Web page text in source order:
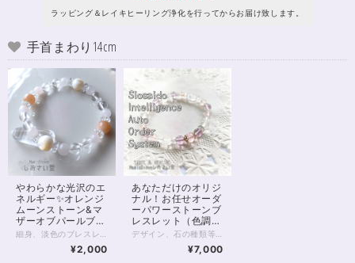
ラッピング＆レイキヒーリング浄化を行ってからお届け致します。
手首まわり14cm
やわらかな光沢のエ
ネルギー✨オレンジ
ムーンストーン&マ
ザーオブパールブレ
スレット14cm
¥2,000
あなただけのオリジ
ナル！お任せオーダ
ーパワーストーンブ
レスレット（色調選
択可）
¥7,000